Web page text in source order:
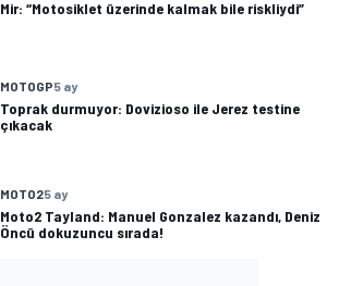
Mir: “Motosiklet üzerinde kalmak bile riskliydi”
MOTOGP5 ay
Toprak durmuyor: Dovizioso ile Jerez testine
çıkacak
MOTO25 ay
Moto2 Tayland: Manuel Gonzalez kazandı, Deniz
Öncü dokuzuncu sırada!